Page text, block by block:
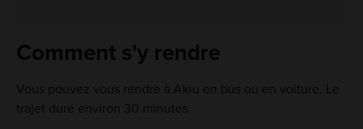
Comment s'y rendre
Vous pouvez vous rendre à Akiu en bus ou en voiture. Le
trajet dure environ 30 minutes.